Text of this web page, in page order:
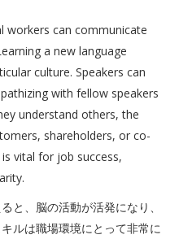
workers can communicate
a new language
culture. Speakers can
with fellow speakers
understand others, the
shareholders, or co-
vital for job success,
と、脳の活動が活発になり、
ルは職場環境にとって非常に